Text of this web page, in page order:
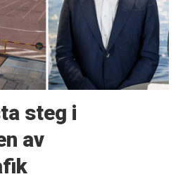
steg i
av